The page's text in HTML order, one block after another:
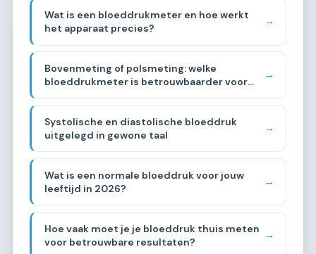
Wat is een bloeddrukmeter en hoe werkt
het apparaat precies?
→
Bovenmeting of polsmeting: welke
bloeddrukmeter is betrouwbaarder voor
→
Systolische en diastolische bloeddruk
uitgelegd in gewone taal
→
Wat is een normale bloeddruk voor jouw
leeftijd in 2026?
→
Hoe vaak moet je je bloeddruk thuis meten
voor betrouwbare resultaten?
→